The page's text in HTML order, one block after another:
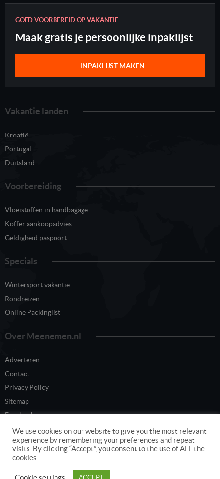
GOED VOORBEREID OP VAKANTIE
Maak gratis je persoonlijke inpaklijst
INPAKLIJST MAKEN
Vakantie landen
Kroatië
Portugal
Duitsland
Voorbereiding
Vloeistoffen in handbagage
Koffer aankoopadvies
Geldigheid paspoort
Specials
Wintersport vakantie
Rondreizen
Online Packinglist
Over Meenemen.nl
Adverteren
Contact
Privacy Policy
Sitemap
Facebook
Twitter
Content eigendom van www.meenemen.nl
We use cookies on our website to give you the most relevant
experience by remembering your preferences and repeat
visits. By clicking “Accept”, you consent to the use of ALL the
cookies.
Cookie settings ACCEPT